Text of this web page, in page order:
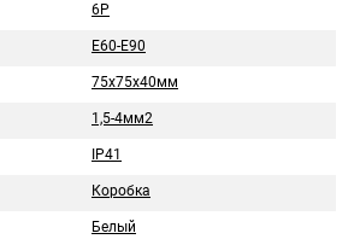
6Р
E60-E90
75х75х40мм
1,5-4мм2
IP41
Коробка
Белый